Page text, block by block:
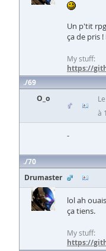
Un p'tit
ça de pris
My stuff:
https://
69
O_o
à
-
70
Drumaster
lol ah
ça tiens.
My stuff:
https://